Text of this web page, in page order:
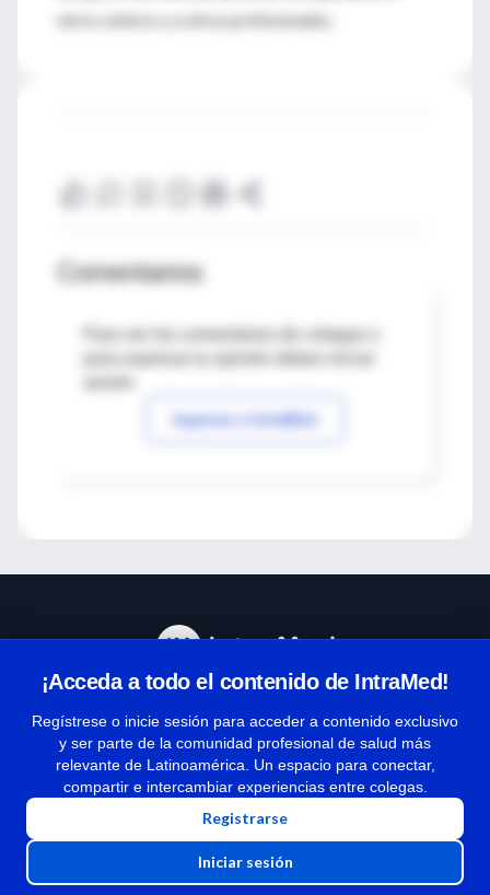
otros centros y a otros profesionales.
Comentarios
Para ver los comentarios de colegas o
Ingresar a IntraMed
¡Acceda a todo el contenido de IntraMed!
Regístrese o inicie sesión para acceder a contenido exclusivo
y ser parte de la comunidad profesional de salud más
relevante de Latinoamérica. Un espacio para conectar,
compartir e intercambiar experiencias entre colegas.
Registrarse
Iniciar sesión
Términos y condiciones
| Políticas de privacidad
| Todos los derechos reservados | Copyright 1997-2026